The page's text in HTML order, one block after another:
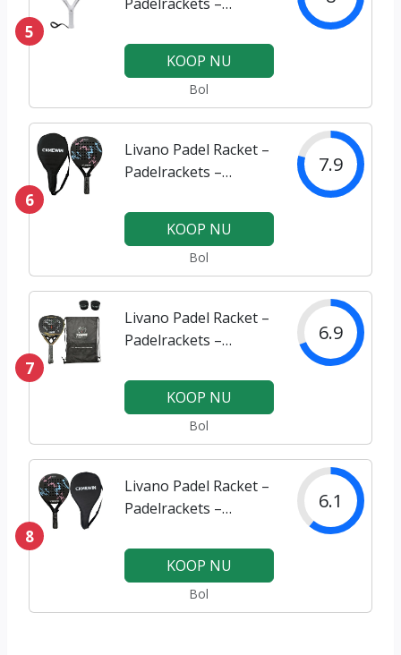
5
KOOP NU
Bol
6
Livano Padel Racket –
Padelrackets –
Blauw
7.9
KOOP NU
Bol
7
Livano Padel Racket –
Padelrackets –
6.9
KOOP NU
Bol
8
Livano Padel Racket –
Padelrackets –
6.1
KOOP NU
Bol